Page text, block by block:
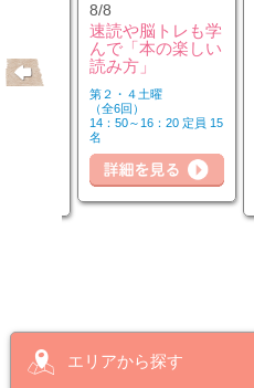
8/8
速読や脳トレも学
んで「本の楽しい
読み方」
第２・４土曜
（全6回）
14：50～16：20 定員 15
名
エリアから探す